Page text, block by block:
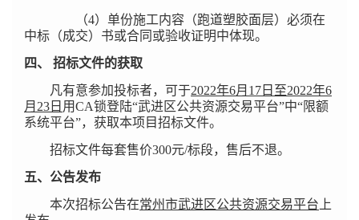
（4）单份施工内容（跑道塑胶面层）必须在
中标（成交）书或合同或验收证明中体现。
四、 招标文件的获取
凡有意参加投标者，可于2022年6月17日至2022年6
月23日 用CA锁登陆“武进区公共资源交易平台”中“限额
系统平台”，获取本项目招标文件。
招标文件每套售价300元/标段，售后不退。
五、 公告发布
本次招标公告在常州市武进区公共资源交易平台 上